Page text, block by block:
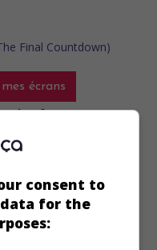
écrans
brise la barrière du
en 1941.
consent to
for the